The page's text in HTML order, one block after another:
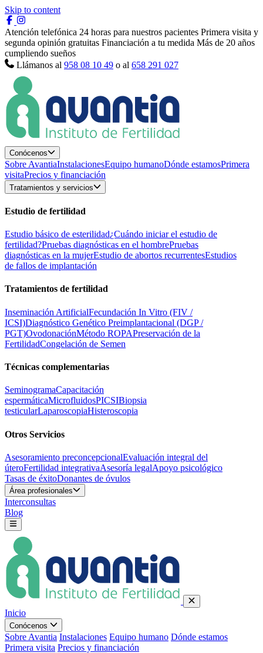
Skip to content
Atención telefónica 24 horas para nuestros pacientes Primera visita y
segunda opinión gratuitas Financiación a tu medida Más de 20 años
cumpliendo sueños
Llámanos al 958 08 10 49 o al 658 291 027
Conócenos
Sobre AvantiaInstalacionesEquipo humanoDónde estamosPrimera
visitaPrecios y financiación
Tratamientos y servicios
Estudio de fertilidad
Estudio básico de esterilidad¿Cuándo iniciar el estudio de
fertilidad?Pruebas diagnósticas en el hombrePruebas
diagnósticas en la mujerEstudio de abortos recurrentesEstudios
de fallos de implantación
Tratamientos de fertilidad
Inseminación ArtificialFecundación In Vitro (FIV /
ICSI)Diagnóstico Genético Preimplantacional (DGP /
PGT)OvodonaciónMétodo ROPAPreservación de la
FertilidadCongelación de Semen
Técnicas complementarias
SeminogramaCapacitación
espermáticaMicrofluidosPICSIBiopsia
testicularLaparoscopiaHisteroscopia
Otros Servicios
Asesoramiento preconcepcionalEvaluación integral del
úteroFertilidad integrativaAsesoría legalApoyo psicológico
Tasas de éxitoDonantes de óvulos
Área profesionales
Interconsultas
Blog
Inicio
Conócenos
Sobre Avantia Instalaciones Equipo humano Dónde estamos
Primera visita Precios y financiación